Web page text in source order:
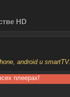
HD
android и smartTV.
плеерах!